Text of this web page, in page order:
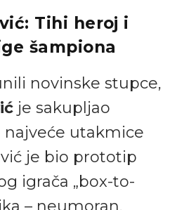
Tihi heroj i
šampiona
novinske stupce,
je sakupljao
najveće utakmice
je bio prototip
igrača „box-to-